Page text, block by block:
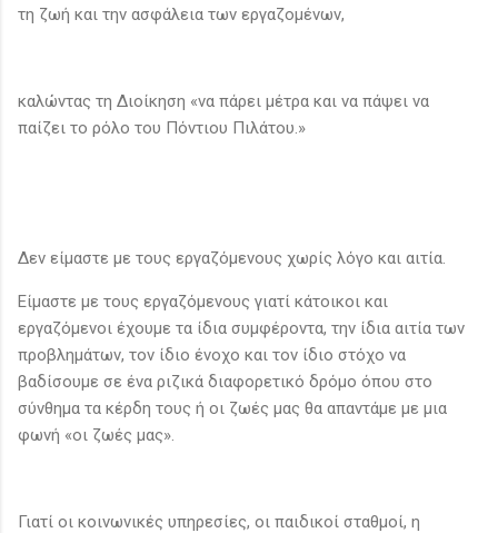
τη ζωή και την ασφάλεια των εργαζομένων,
καλώντας τη Διοίκηση «να πάρει μέτρα και να πάψει να
παίζει το ρόλο του Πόντιου Πιλάτου.»
Δεν είμαστε με τους εργαζόμενους χωρίς λόγο και αιτία.
Είμαστε με τους εργαζόμενους γιατί κάτοικοι και
εργαζόμενοι έχουμε τα ίδια συμφέροντα, την ίδια αιτία των
προβλημάτων, τον ίδιο ένοχο και τον ίδιο στόχο να
βαδίσουμε σε ένα ριζικά διαφορετικό δρόμο όπου στο
σύνθημα τα κέρδη τους ή οι ζωές μας θα απαντάμε με μια
φωνή «οι ζωές μας».
Γιατί οι κοινωνικές υπηρεσίες, οι παιδικοί σταθμοί, η